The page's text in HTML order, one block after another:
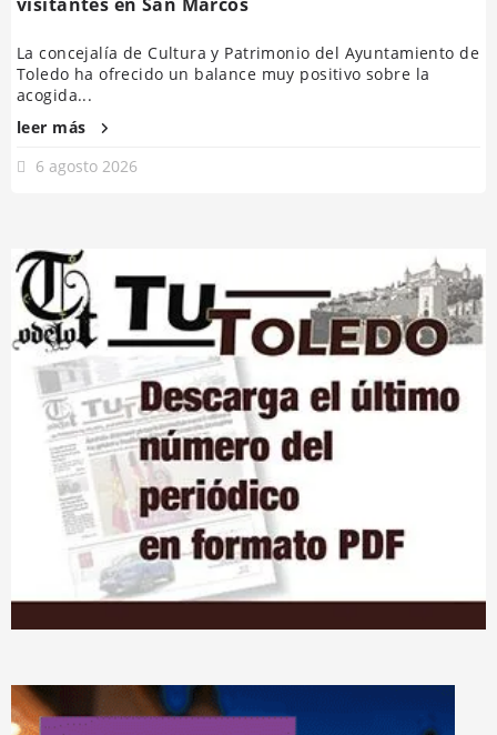
La concejalía de Cultura y Patrimonio del Ayuntamiento de
Toledo ha ofrecido un balance muy positivo sobre la
acogida...
leer más
6 agosto 2026